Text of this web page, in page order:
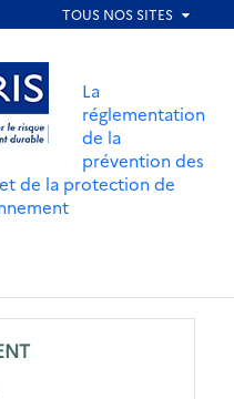
au menu
La
réglementation
de la
prévention des
de la protection de